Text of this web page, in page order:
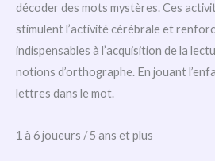
décoder des mots mystères. Ces
stimulent l’activité cérébrale et
indispensables à l’acquisition de la
notions d’orthographe. En jouant
lettres dans le mot.
1 à 6 joueurs / 5 ans et plus